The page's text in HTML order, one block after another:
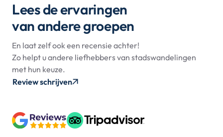
Lees de ervaringen
van andere groepen
En laat zelf ook een recensie achter!
Zo helpt u andere liefhebbers van stadswandelingen
met hun keuze.
Review schrijven